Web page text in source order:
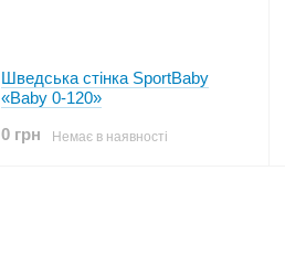
Шведська стінка SportBaby
«Baby 0-120»
0 грн
Немає в наявності